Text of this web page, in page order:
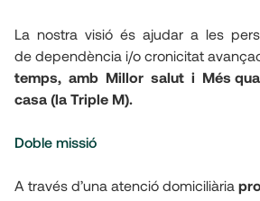
La  nostra  visió  és  ajudar  a  les
de dependència i/o cronicitat
temps,  amb  Millor  salut  i  Més
casa (la Triple M).
Doble missió
A través d’una atenció domiciliària